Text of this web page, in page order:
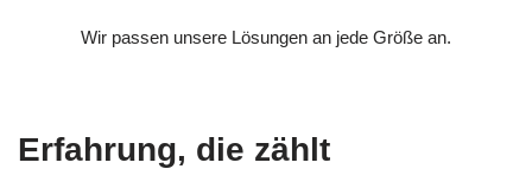
Wir passen unsere Lösungen an jede Größe an.
Erfahrung, die zählt